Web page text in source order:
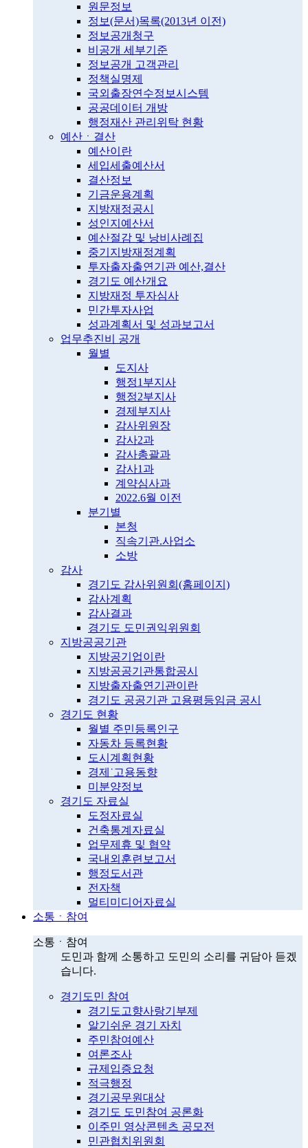
원문정보
정보(문서)목록(2013년 이전)
정보공개청구
비공개 세부기준
정보공개 고객관리
정책실명제
국외출장연수정보시스템
공공데이터 개방
행정재산 관리위탁 현황
예산ㆍ결산
예산이란
세입세출예산서
결산정보
기금운용계획
지방재정공시
성인지예산서
예산절감 및 낭비사례집
중기지방재정계획
투자출자출연기관 예산,결산
경기도 예산개요
지방재정 투자심사
민간투자사업
성과계획서 및 성과보고서
업무추진비 공개
월별
도지사
행정1부지사
행정2부지사
경제부지사
감사위원장
감사2과
감사총괄과
감사1과
계약심사과
2022.6월 이전
분기별
본청
직속기관.사업소
소방
감사
경기도 감사위원회(홈페이지)
감사계획
감사결과
경기도 도민권익위원회
지방공공기관
지방공기업이란
지방공공기관통합공시
지방출자출연기관이란
경기도 공공기관 고용평등임금 공시
경기도 현황
월별 주민등록인구
자동차 등록현황
도시계획현황
경제˙고용동향
미분양정보
경기도 자료실
도정자료실
건축통계자료실
업무제휴 및 협약
국내외훈련보고서
행정도서관
전자책
멀티미디어자료실
소통ㆍ참여
소통ㆍ참여
도민과 함께 소통하고 도민의 소리를 귀담아 듣겠
습니다.
경기도민 참여
경기도고향사랑기부제
알기쉬운 경기 자치
주민참여예산
여론조사
규제입증요청
적극행정
경기공무원대상
경기도 도민참여 공론화
이주민 영상콘텐츠 공모전
민관협치위원회